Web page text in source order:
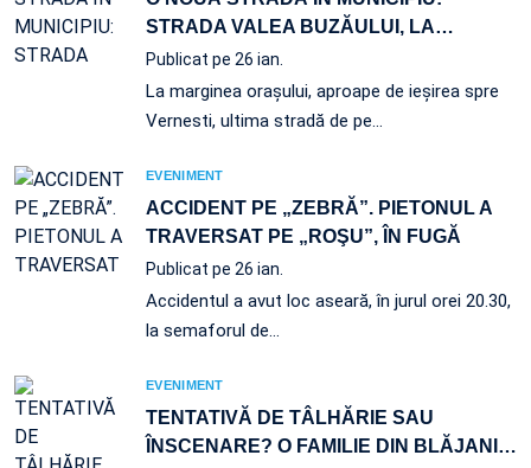
STRADA VALEA BUZĂULUI, LA…
Publicat pe 26 ian.
La marginea oraşului, aproape de ieşirea spre
Vernesti, ultima stradă de pe…
EVENIMENT
ACCIDENT PE „ZEBRĂ”. PIETONUL A
TRAVERSAT PE „ROŞU”, ÎN FUGĂ
Publicat pe 26 ian.
Accidentul a avut loc aseară, în jurul orei 20.30,
la semaforul de…
EVENIMENT
TENTATIVĂ DE TÂLHĂRIE SAU
ÎNSCENARE? O FAMILIE DIN BLĂJANI …